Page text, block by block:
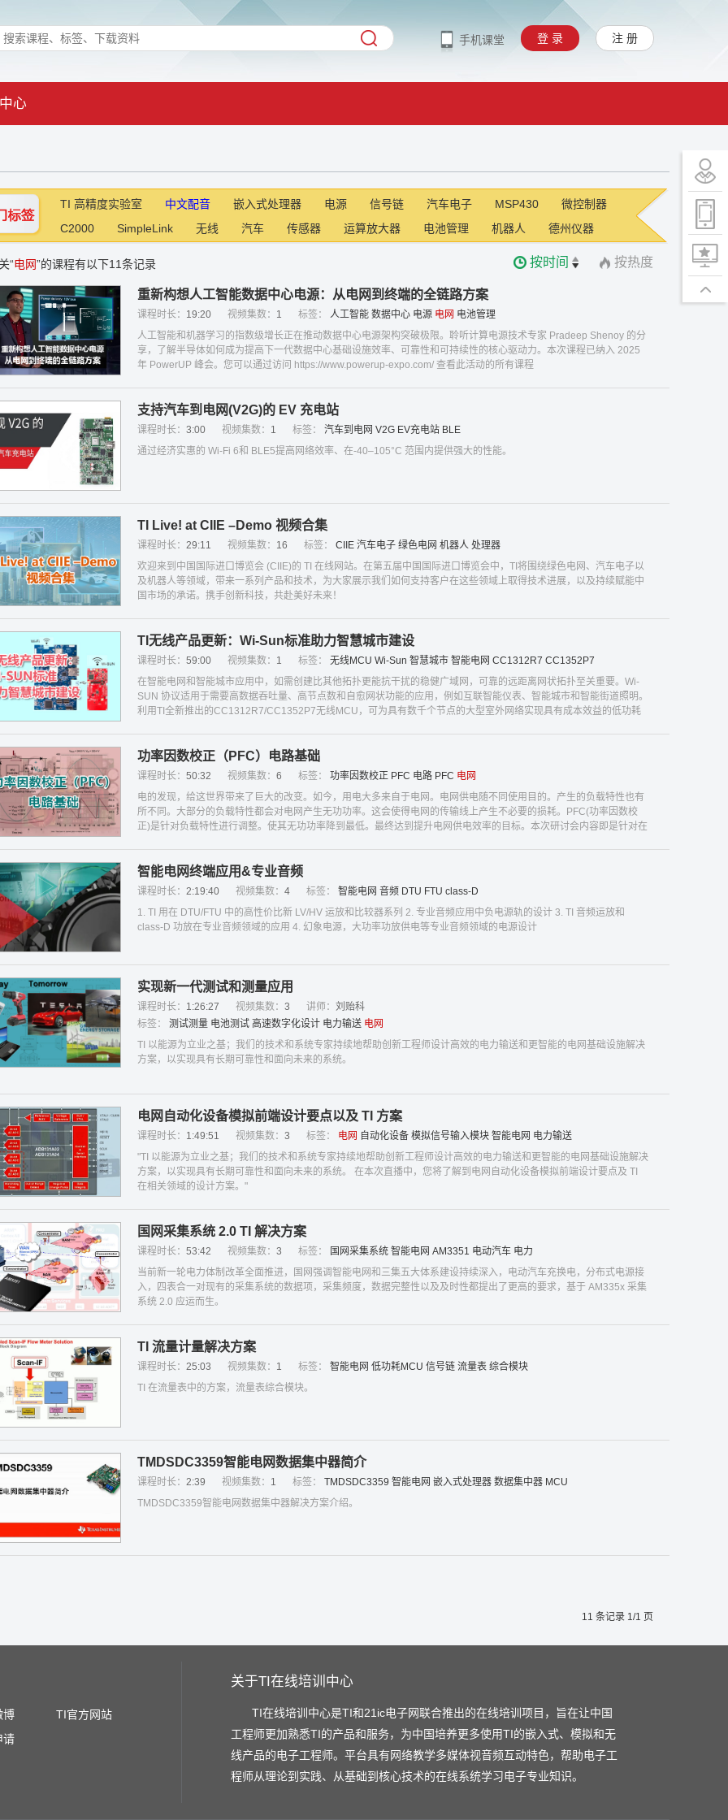
手机课堂 登 录 注 册
心
TI 高精度实验室 中文配音 嵌入式处理器 电源 信号链 汽车电子 MSP430
微控制器
C2000
SimpleLink 无线 汽车 传感器 运算放大器 电池管理 机器人 德州仪器
“电网”的课程有以下11条记录 按时间 按热度
重新构想人工智能数据中心电源：从电网到终端的全链路方案
课程时长： 19:20 视频集数： 1 标签： 人工智能 数据中心 电源 电网 电池管理
人工智能和机器学习的指数级增长正在推动数据中心电源架构突破极限。聆听计算电源技术专家 Pradeep Shenoy 的分
享，了解半导体如何成为提高下一代数据中心基础设施效率、可靠性和可持续性的核心驱动力。本次课程已纳入 2025
年 PowerUP 峰会。您可以通过访问 https://www.powerup-expo.com/ 查看此活动的所有课程
支持汽车到电网(V2G)的 EV 充电站
课程时长： 3:00 视频集数： 1 标签： 汽车到电网 V2G EV充电站 BLE
通过经济实惠的 Wi-Fi 6和 BLE5提高网络效率、在-40–105°C 范围内提供强大的性能。
TI Live! at CIIE –Demo 视频合集
课程时长： 29:11 视频集数： 16 标签： CIIE 汽车电子 绿色电网 机器人 处理器
欢迎来到中国国际进口博览会 (CIIE)的 TI 在线网站。在第五届中国国际进口博览会中，TI将围绕绿色电网、汽车电子以
及机器人等领域，带来一系列产品和技术，为大家展示我们如何支持客户在这些领域上取得技术进展，以及持续赋能中
国市场的承诺。携手创新科技，共赴美好未来！
TI无线产品更新：Wi-Sun标准助力智慧城市建设
课程时长： 59:00 视频集数： 1 标签： 无线MCU Wi-Sun 智慧城市 智能电网 CC1312R7 CC1352P7
在智能电网和智能城市应用中，如需创建比其他拓扑更能抗干扰的稳健广域网，可靠的远距离网状拓扑至关重要。Wi-
SUN 协议适用于需要高数据吞吐量、高节点数和自愈网状功能的应用，例如互联智能仪表、智能城市和智能街道照明。
利用TI全新推出的CC1312R7/CC1352P7无线MCU，可为具有数千个节点的大型室外网络实现具有成本效益的低功耗
功率因数校正（PFC）电路基础
课程时长： 50:32 视频集数： 6 标签： 功率因数校正 PFC 电路 PFC 电网
电的发现，给这世界带来了巨大的改变。如今，用电大多来自于电网。电网供电随不同使用目的。产生的负载特性也有
所不同。大部分的负载特性都会对电网产生无功功率。这会使得电网的传输线上产生不必要的损耗。PFC(功率因数校
正)是针对负载特性进行调整。使其无功功率降到最低。最终达到提升电网供电效率的目标。本次研讨会内容即是针对在
智能电网终端应用&专业音频
课程时长： 2:19:40 视频集数： 4 标签： 智能电网 音频 DTU FTU class-D
1. TI 用在 DTU/FTU 中的高性价比新 LV/HV 运放和比较器系列 2. 专业音频应用中负电源轨的设计 3. TI 音频运放和
class-D 功放在专业音频领域的应用 4. 幻象电源，大功率功放供电等专业音频领域的电源设计
实现新一代测试和测量应用
课程时长： 1:26:27 视频集数： 3 讲师： 刘贻科
标签：
测试测量 电池测试 高速数字化设计 电力输送 电网
TI 以能源为立业之基；我们的技术和系统专家持续地帮助创新工程师设计高效的电力输送和更智能的电网基础设施解决
方案，以实现具有长期可靠性和面向未来的系统。
电网自动化设备模拟前端设计要点以及 TI 方案
课程时长： 1:49:51 视频集数： 3 标签： 电网 自动化设备 模拟信号输入模块 智能电网 电力输送
"TI 以能源为立业之基；我们的技术和系统专家持续地帮助创新工程师设计高效的电力输送和更智能的电网基础设施解决
方案，以实现具有长期可靠性和面向未来的系统。 在本次直播中，您将了解到电网自动化设备模拟前端设计要点及 TI
在相关领域的设计方案。"
国网采集系统 2.0 TI 解决方案
课程时长： 53:42 视频集数： 3 标签： 国网采集系统 智能电网 AM3351 电动汽车 电力
当前新一轮电力体制改革全面推进，国网强调智能电网和三集五大体系建设持续深入，电动汽车充换电，分布式电源接
入，四表合一对现有的采集系统的数据项，采集频度，数据完整性以及及时性都提出了更高的要求，基于 AM335x 采集
系统 2.0 应运而生。
TI 流量计量解决方案
课程时长： 25:03 视频集数： 1 标签： 智能电网 低功耗MCU 信号链 流量表 综合模块
TI 在流量表中的方案，流量表综合模块。
TMDSDC3359智能电网数据集中器简介
课程时长： 2:39 视频集数： 1 标签： TMDSDC3359 智能电网 嵌入式处理器 数据集中器 MCU
TMDSDC3359智能电网数据集中器解决方案介绍。
11 条记录 1/1 页
博
TI官方网站
请
关于TI在线培训中心
TI在线培训中心是TI和21ic电子网联合推出的在线培训项目，旨在让中国
工程师更加熟悉TI的产品和服务，为中国培养更多使用TI的嵌入式、模拟和无
线产品的电子工程师。平台具有网络教学多媒体视音频互动特色，帮助电子工
程师从理论到实践、从基础到核心技术的在线系统学习电子专业知识。